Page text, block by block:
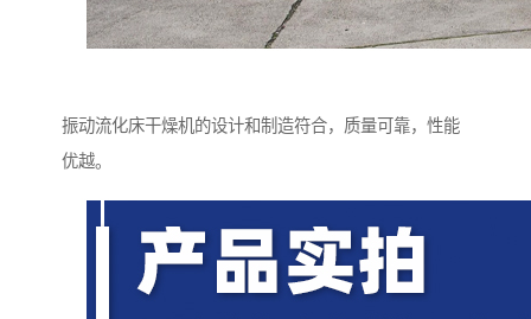
振动流化床干燥机的设计和制造符合，质量可靠，性能
优越。